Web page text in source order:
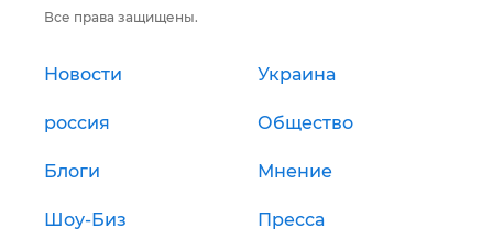
Все права защищены.
Новости Украина
россия Общество
Блоги Мнение
Шоу-Биз Пресса